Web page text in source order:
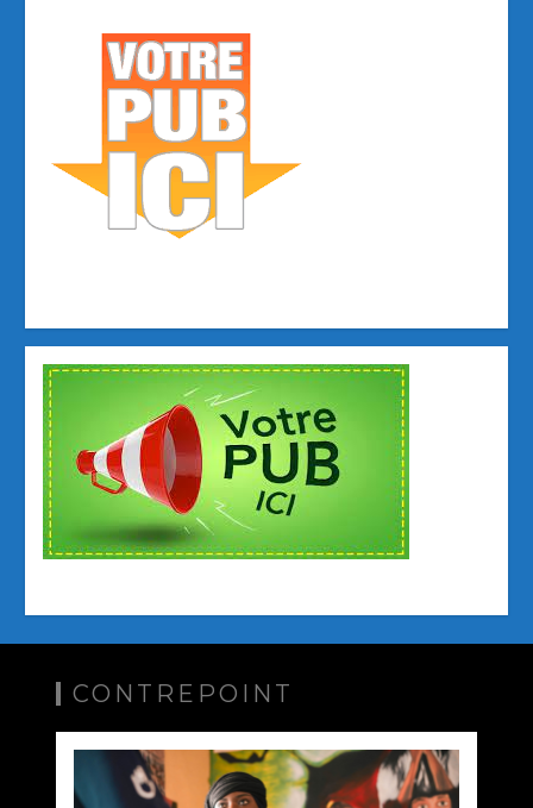
CONTREPOINT